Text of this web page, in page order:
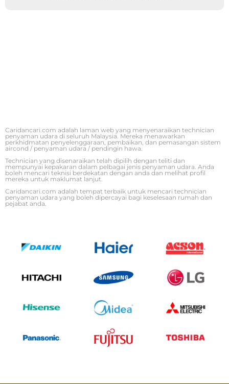
Caridancari.com adalah laman web yang menyenaraikan technician
penyaman udara di seluruh Malaysia. Mereka menawarkan
perkhidmatan penyelenggaraan, pembaikan, dan pemasangan sistem
aircond / penyaman udara / pendingin hawa.
Technician yang disenaraikan telah dipilih dengan teliti dan
mempunyai kepakaran dalam pelbagai jenis penyaman udara. Anda
boleh mencari teknisi berdekatan dengan anda dan melihat profil
mereka untuk maklumat lanjut.
Caridancari.com adalah tempat terbaik untuk mencari technician
penyaman udara yang boleh dipercayai bagi keselesaan rumah dan
pejabat anda.